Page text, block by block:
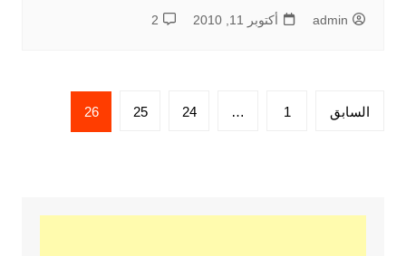
admin أكتوبر 11, 2010 2
تعدد
السابق 1
…
24
25
26